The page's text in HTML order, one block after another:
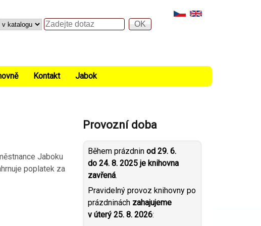
Hledat
Kontakt Jabok
Jaboku
poplatek za
Provozní doba
Během prázdnin od 29. 6.
do 24. 8. 2025 je knihovna
zavřená.
Pravidelný provoz knihovny po
prázdninách zahajujeme
v úterý 25. 8. 2026: